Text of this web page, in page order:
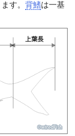
す。 背鰭は一基